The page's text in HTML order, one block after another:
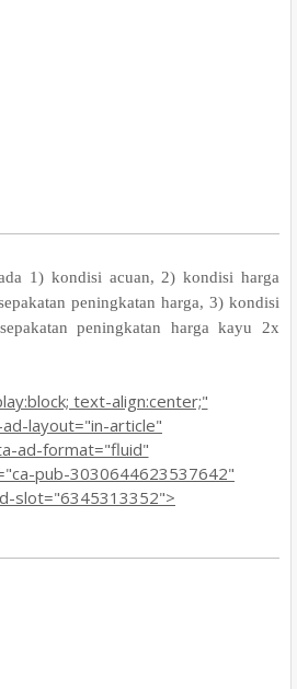
1) kondisi acuan, 2) kondisi harga
peningkatan harga, 3) kondisi
peningkatan harga kayu 2x
text-align:center;"
layout="in-article"
ad-format="fluid"
pub-3030644623537642"
slot="6345313352">